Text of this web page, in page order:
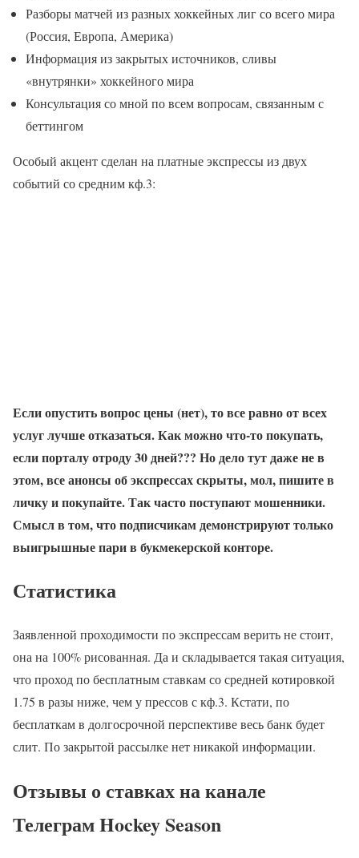
Разборы матчей из разных хоккейных лиг со всего мира
(Россия, Европа, Америка)
Информация из закрытых источников, сливы
«внутрянки» хоккейного мира
Консультация со мной по всем вопросам, связанным с
беттингом
Особый акцент сделан на платные экспрессы из двух
событий со средним кф.3:
Если опустить вопрос цены (нет), то все равно от всех
услуг лучше отказаться. Как можно что-то покупать,
если порталу отроду 30 дней??? Но дело тут даже не в
этом, все анонсы об экспрессах скрыты, мол, пишите в
личку и покупайте. Так часто поступают мошенники.
Смысл в том, что подписчикам демонстрируют только
выигрышные пари в букмекерской конторе.
Статистика
Заявленной проходимости по экспрессам верить не стоит,
она на 100% рисованная. Да и складывается такая ситуация,
что проход по бесплатным ставкам со средней котировкой
1.75 в разы ниже, чем у прессов с кф.3. Кстати, по
бесплаткам в долгосрочной перспективе весь банк будет
слит. По закрытой рассылке нет никакой информации.
Отзывы о ставках на канале
Телеграм Hockey Season